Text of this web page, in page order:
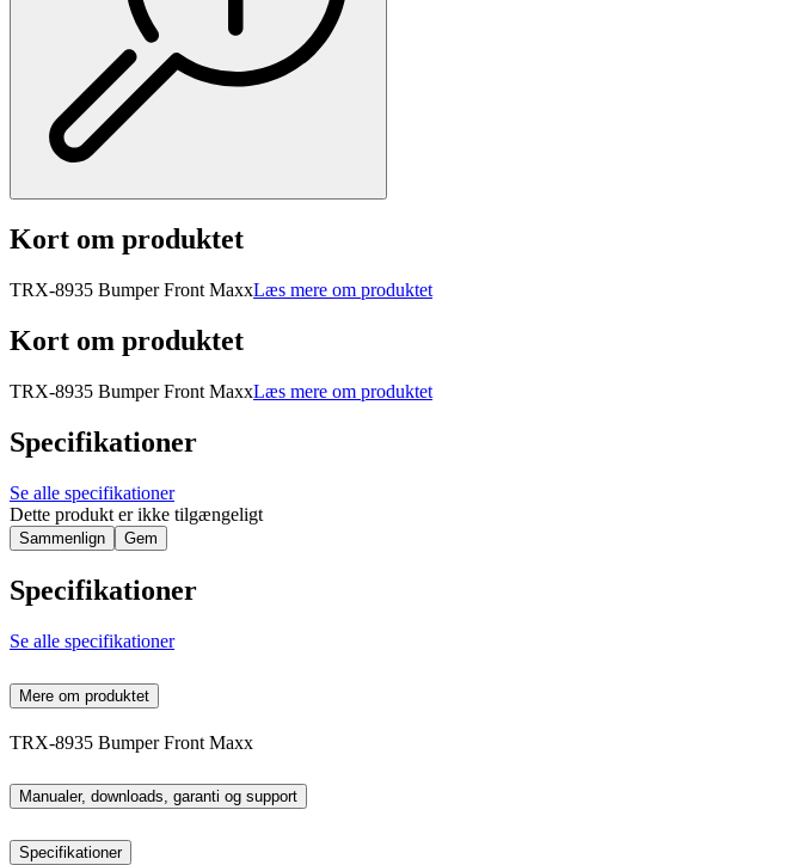
Kort om produktet
TRX-8935 Bumper Front MaxxLæs mere om produktet
Kort om produktet
TRX-8935 Bumper Front MaxxLæs mere om produktet
Specifikationer
Se alle specifikationer
Dette produkt er ikke tilgængeligt
Sammenlign Gem
Specifikationer
Se alle specifikationer
Mere om produktet
TRX-8935 Bumper Front Maxx
Manualer, downloads, garanti og support
Specifikationer